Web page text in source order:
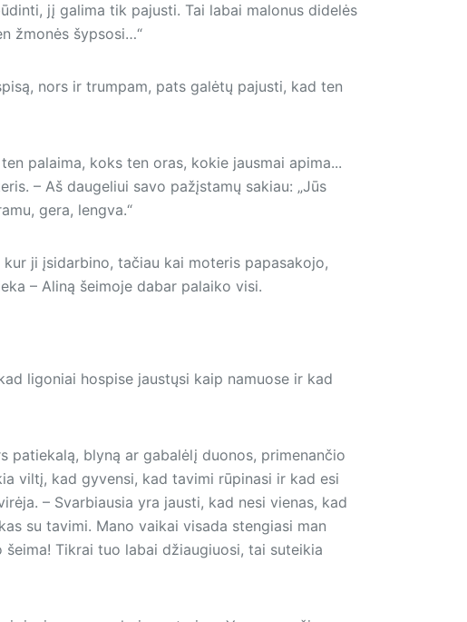
jį galima tik pajusti. Tai labai malonus didelės
žmonės šypsosi…“
nors ir trumpam, pats galėtų pajusti, kad ten
palaima, koks ten oras, kokie jausmai apima...
– Aš daugeliui savo pažįstamų sakiau: „Jūs
gera, lengva.“
ji įsidarbino, tačiau kai moteris papasakojo,
– Aliną šeimoje dabar palaiko visi.
ligoniai hospise jaustųsi kaip namuose ir kad
patiekalą, blyną ar gabalėlį duonos, primenančio
viltį, kad gyvensi, kad tavimi rūpinasi ir kad esi
– Svarbiausia yra jausti, kad nesi vienas, kad
su tavimi. Mano vaikai visada stengiasi man
Tikrai tuo labai džiaugiuosi, tai suteikia